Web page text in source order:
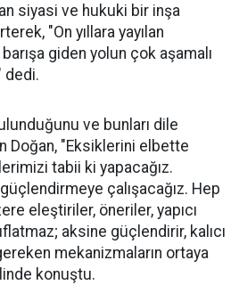
siyasi ve hukuki bir inşa
"On yıllara yayılan
barışa giden yolun çok aşamalı
dedi.
ve bunları dile
Doğan, "Eksiklerini elbette
tabii ki yapacağız.
çalışacağız. Hep
eleştiriler, öneriler, yapıcı
aksine güçlendirir, kalıcı
mekanizmaların ortaya
konuştu.